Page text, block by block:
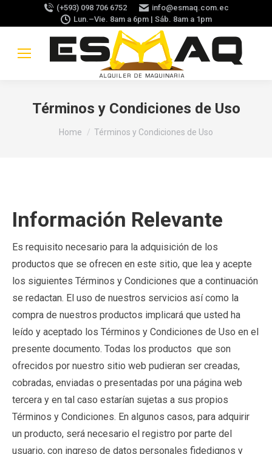
(+593) 098 706 6752
info@esmaq.com.ec
Lun.–Vie. 8am a 6pm | Sáb. 8am a 1pm
Términos y Condiciones de Uso
You are here:
Home Términos y Condiciones de Uso
Información Relevante
Es requisito necesario para la adquisición de los
productos que se ofrecen en este sitio, que lea y acepte
los siguientes Términos y Condiciones que a continuación
se redactan. El uso de nuestros servicios así como la
compra de nuestros productos implicará que usted ha
leído y aceptado los Términos y Condiciones de Uso en el
presente documento. Todas los productos que son
ofrecidos por nuestro sitio web pudieran ser creadas,
cobradas, enviadas o presentadas por una página web
tercera y en tal caso estarían sujetas a sus propios
Términos y Condiciones. En algunos casos, para adquirir
un producto, será necesario el registro por parte del
usuario, con ingreso de datos personales fidedignos y